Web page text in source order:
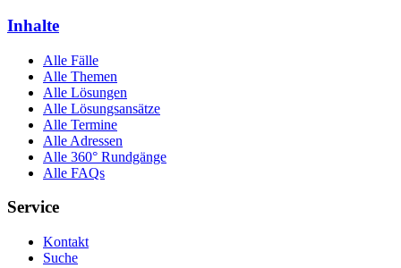
Inhalte
Alle Fälle
Alle Themen
Alle Lösungen
Alle Lösungsansätze
Alle Termine
Alle Adressen
Alle 360° Rundgänge
Alle FAQs
Service
Kontakt
Suche